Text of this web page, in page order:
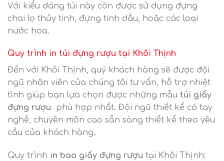
Với kiểu dáng túi này còn được sử dụng đựng
chai lọ thủy tinh, đựng tinh dầu, hoặc các loại
nước hoa.
Quy trình in túi đựng rượu tại Khôi Thịnh
Đến với Khôi Thịnh, quý khách hàng sẽ được đội
ngũ nhân viên của chúng tôi tư vấn, hỗ trợ nhiệt
tình giúp bạn lựa chọn được những mẫu túi giấy
đựng rượu
phù hợp nhất. Đội ngũ thiết kế có tay
nghề, chuyên môn cao sẵn sàng thiết kế theo yêu
cầu của khách hàng.
Quy trình in bao giấy đựng rượu tại Khôi Thịnh: